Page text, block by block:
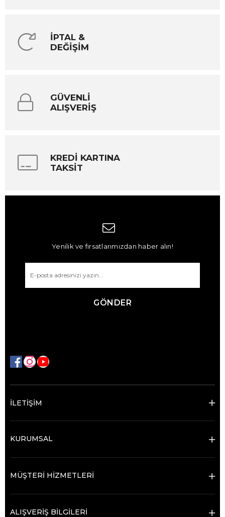
İPTAL &
DEĞİŞİM
GÜVENLİ
ALIŞVERİŞ
KREDİ KARTINA
TAKSİT
Yenilik ve fırsatlarımızdan haber alın!
GÖNDER
İLETİŞİM
KURUMSAL
MÜŞTERİ HİZMETLERİ
ALIŞVERİŞ BİLGİLERİ